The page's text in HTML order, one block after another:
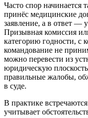
Часто спор начинается
принёс медицинские
заявление, а в ответ —
Призывная комиссия
категорию годности, с
командование не
можно перевести из
юридическую
правильные жалобы,
в суде.
В практике
учитывает